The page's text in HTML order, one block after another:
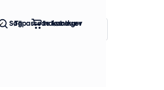
Sorter efter: Popularitet
Tilpassede løsninger
Søg Indkøbskurv